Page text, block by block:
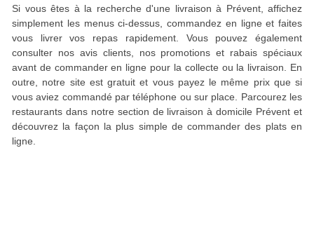
Si vous êtes à la recherche d'une livraison à Prévent, affichez
simplement les menus ci-dessus, commandez en ligne et faites
vous livrer vos repas rapidement. Vous pouvez également
consulter nos avis clients, nos promotions et rabais spéciaux
avant de commander en ligne pour la collecte ou la livraison. En
outre, notre site est gratuit et vous payez le même prix que si
vous aviez commandé par téléphone ou sur place. Parcourez les
restaurants dans notre section de livraison à domicile Prévent et
découvrez la façon la plus simple de commander des plats en
ligne.